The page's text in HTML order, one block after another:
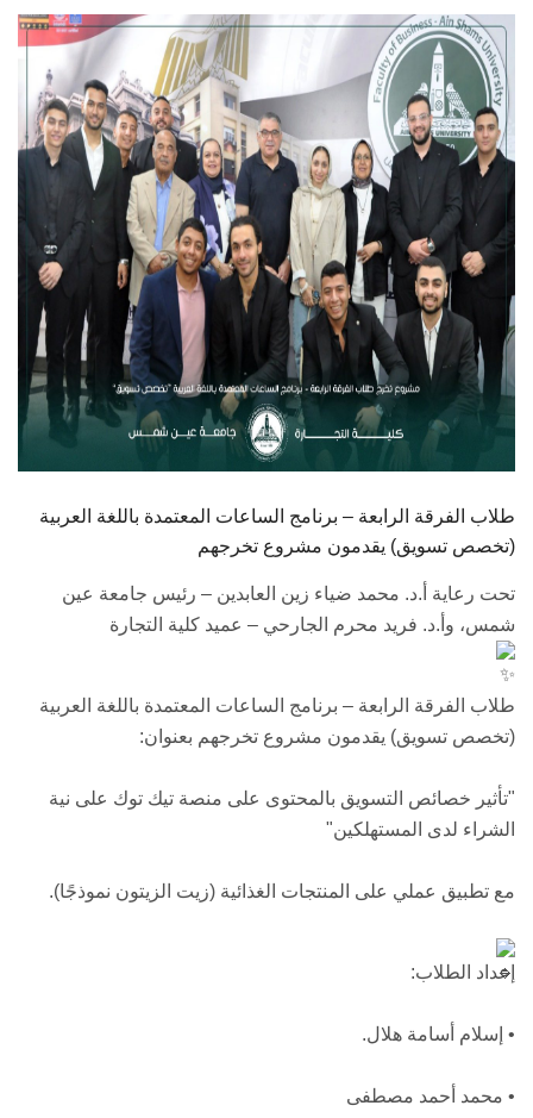
الوافدين
طلاب الفرقة الرابعة – برنامج الساعات المعتمدة باللغة العربية
(تخصص تسويق) يقدمون مشروع تخرجهم
تحت رعاية أ.د. محمد ضياء زين العابدين – رئيس جامعة عين
شمس، وأ.د. فريد محرم الجارحي – عميد كلية التجارة
طلاب الفرقة الرابعة – برنامج الساعات المعتمدة باللغة العربية
(تخصص تسويق) يقدمون مشروع تخرجهم بعنوان:
"تأثير خصائص التسويق بالمحتوى على منصة تيك توك على نية
الشراء لدى المستهلكين"
مع تطبيق عملي على المنتجات الغذائية (زيت الزيتون نموذجًا).
إعداد الطلاب:
• إسلام أسامة هلال.
• محمد أحمد مصطفى